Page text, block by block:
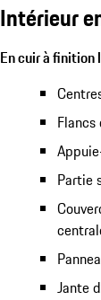
Intérieur
En cuir à finition
Partie
Jante